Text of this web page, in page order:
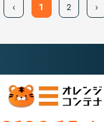
‹ 1 2 ›